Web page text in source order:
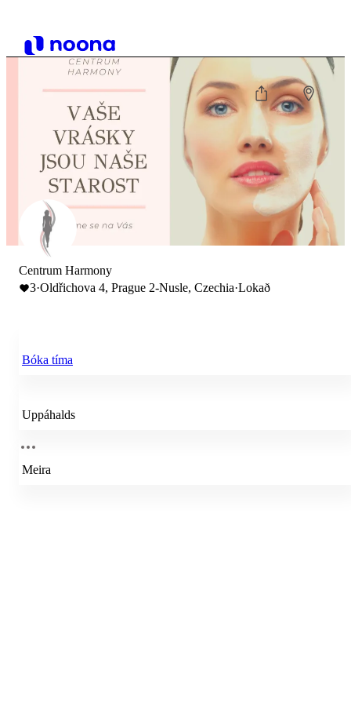
Centrum Harmony
3·Oldřichova 4, Prague 2-Nusle, Czechia·Lokað
Bóka tíma
Uppáhalds
Meira